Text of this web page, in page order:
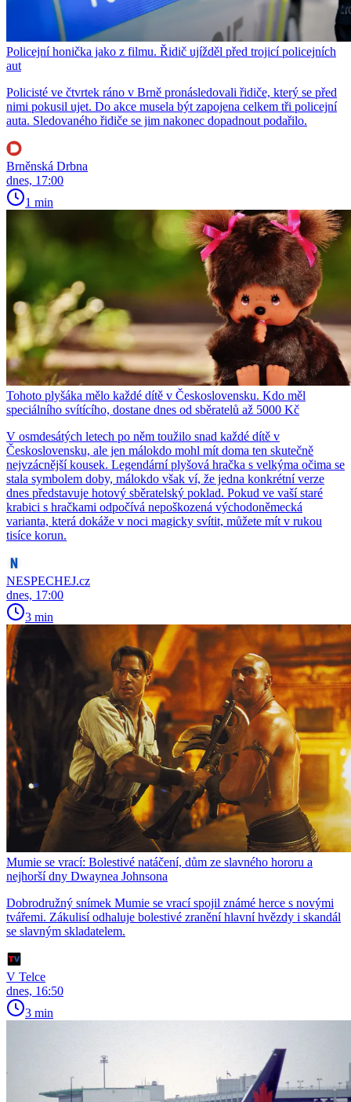
Policejní honička jako z filmu. Řidič ujížděl před trojicí policejních
aut
Policisté ve čtvrtek ráno v Brně pronásledovali řidiče, který se před
nimi pokusil ujet. Do akce musela být zapojena celkem tři policejní
auta. Sledovaného řidiče se jim nakonec dopadnout podařilo.
Brněnská Drbna
dnes, 17:00
1 min
Tohoto plyšáka mělo každé dítě v Československu. Kdo měl
speciálního svítícího, dostane dnes od sběratelů až 5000 Kč
V osmdesátých letech po něm toužilo snad každé dítě v
Československu, ale jen málokdo mohl mít doma ten skutečně
nejvzácnější kousek. Legendární plyšová hračka s velkýma očima se
stala symbolem doby, málokdo však ví, že jedna konkrétní verze
dnes představuje hotový sběratelský poklad. Pokud ve vaší staré
krabici s hračkami odpočívá nepoškozená východoněmecká
varianta, která dokáže v noci magicky svítit, můžete mít v rukou
tisíce korun.
NESPECHEJ.cz
dnes, 17:00
3 min
Mumie se vrací: Bolestivé natáčení, dům ze slavného hororu a
nejhorší dny Dwaynea Johnsona
Dobrodružný snímek Mumie se vrací spojil známé herce s novými
tvářemi. Zákulisí odhaluje bolestivé zranění hlavní hvězdy i skandál
se slavným skladatelem.
V Telce
dnes, 16:50
3 min